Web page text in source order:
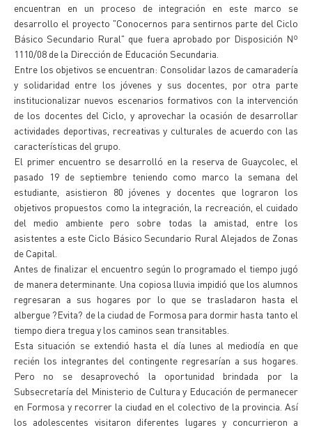
encuentran en un proceso de integración en este marco se
desarrollo el proyecto "Conocernos para sentirnos parte del Ciclo
Básico Secundario Rural" que fuera aprobado por Disposición Nº
1110/08 de la Dirección de Educación Secundaria.
Entre los objetivos se encuentran: Consolidar lazos de camaradería
y solidaridad entre los jóvenes y sus docentes, por otra parte
institucionalizar nuevos escenarios formativos con la intervención
de los docentes del Ciclo, y aprovechar la ocasión de desarrollar
actividades deportivas, recreativas y culturales de acuerdo con las
características del grupo.
El primer encuentro se desarrolló en la reserva de Guaycolec, el
pasado 19 de septiembre teniendo como marco la semana del
estudiante, asistieron 80 jóvenes y docentes que lograron los
objetivos propuestos como la integración, la recreación, el cuidado
del medio ambiente pero sobre todas la amistad, entre los
asistentes a este Ciclo Básico Secundario Rural Alejados de Zonas
de Capital.
Antes de finalizar el encuentro según lo programado el tiempo jugó
de manera determinante. Una copiosa lluvia impidió que los alumnos
regresaran a sus hogares por lo que se trasladaron hasta el
albergue ?Evita? de la ciudad de Formosa para dormir hasta tanto el
tiempo diera tregua y los caminos sean transitables.
Esta situación se extendió hasta el día lunes al mediodía en que
recién los integrantes del contingente regresarían a sus hogares.
Pero no se desaprovechó la oportunidad brindada por la
Subsecretaría del Ministerio de Cultura y Educación de permanecer
en Formosa y recorrer la ciudad en el colectivo de la provincia. Así
los adolescentes visitaron diferentes lugares y concurrieron a